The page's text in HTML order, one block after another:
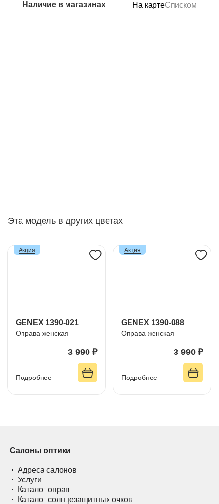
Наличие в магазинах На картеСписком
Эта модель в других цветах
GENEX 1390-021
Оправа женская
3 990 ₽
Подробнее
Акция
GENEX 1390-088
Оправа женская
3 990 ₽
Подробнее
Акция
Салоны оптики
Адреса салонов
Услуги
Каталог оправ
Каталог солнцезащитных очков